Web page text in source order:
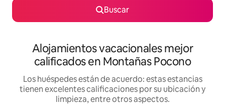
Buscar
Alojamientos vacacionales mejor
calificados en Montañas Pocono
Los huéspedes están de acuerdo: estas estancias
tienen excelentes calificaciones por su ubicación y
limpieza, entre otros aspectos.